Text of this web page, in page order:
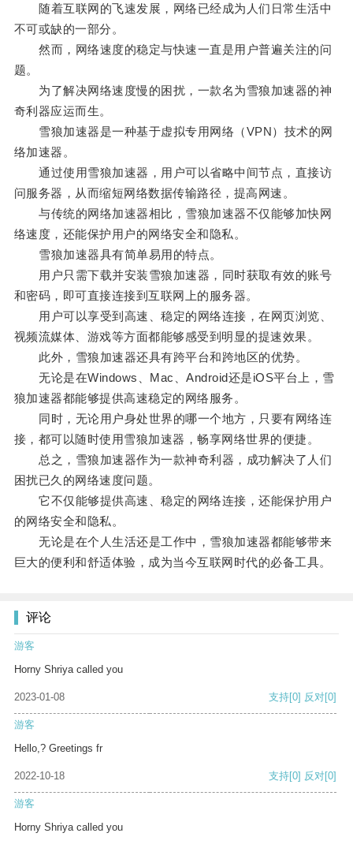
随着互联网的飞速发展，网络已经成为人们日常生活中
不可或缺的一部分。
然而，网络速度的稳定与快速一直是用户普遍关注的问
题。
为了解决网络速度慢的困扰，一款名为雪狼加速器的神
奇利器应运而生。
雪狼加速器是一种基于虚拟专用网络（VPN）技术的网
络加速器。
通过使用雪狼加速器，用户可以省略中间节点，直接访
问服务器，从而缩短网络数据传输路径，提高网速。
与传统的网络加速器相比，雪狼加速器不仅能够加快网
络速度，还能保护用户的网络安全和隐私。
雪狼加速器具有简单易用的特点。
用户只需下载并安装雪狼加速器，同时获取有效的账号
和密码，即可直接连接到互联网上的服务器。
用户可以享受到高速、稳定的网络连接，在网页浏览、
视频流媒体、游戏等方面都能够感受到明显的提速效果。
此外，雪狼加速器还具有跨平台和跨地区的优势。
无论是在Windows、Mac、Android还是iOS平台上，雪
狼加速器都能够提供高速稳定的网络服务。
同时，无论用户身处世界的哪一个地方，只要有网络连
接，都可以随时使用雪狼加速器，畅享网络世界的便捷。
总之，雪狼加速器作为一款神奇利器，成功解决了人们
困扰已久的网络速度问题。
它不仅能够提供高速、稳定的网络连接，还能保护用户
的网络安全和隐私。
无论是在个人生活还是工作中，雪狼加速器都能够带来
巨大的便利和舒适体验，成为当今互联网时代的必备工具。
评论
游客
Horny Shriya called you
2023-01-08 支持[0] 反对[0]
游客
Hello,? Greetings fr
2022-10-18 支持[0] 反对[0]
游客
Horny Shriya called you